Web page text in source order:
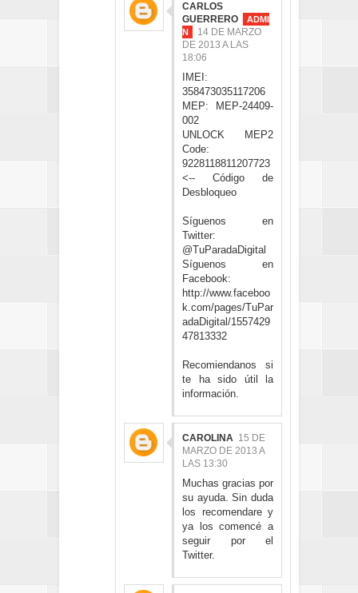
CARLOS
GUERRERO
14 DE MARZO
DE 2013 A LAS
18:06
IMEI:
358473035117206
MEP: MEP-24409-
002
UNLOCK MEP2
Code:
9228118811207723
<-- Código de
Desbloqueo
Síguenos en
Twitter:
@TuParadaDigital
Síguenos en
Facebook:
http://www.faceboo
k.com/pages/TuPar
adaDigital/1557429
47813332
Recomiendanos si
te ha sido útil la
información.
CAROLINA 15 DE
MARZO DE 2013 A
LAS 13:30
Muchas gracias por
su ayuda. Sin duda
los recomendare y
ya los comencé a
seguir por el
Twitter.